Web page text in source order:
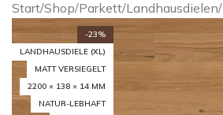
Start/Shop/Parkett/Landhausdielen/
-23%
LANDHAUSDIELE (XL)
MATT VERSIEGELT
2200 × 138 × 14 MM
NATUR-LEBHAFT